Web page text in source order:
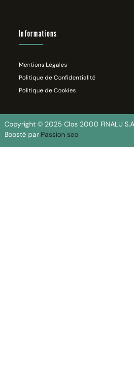
Informations
Mentions Légales
Politique de Confidentialité
Politique de Cookies
Copyright © 2025 Clos 2000 FINALU
Boosté par Passion seo